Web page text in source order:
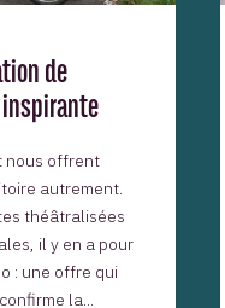
de
nous offrent
autrement.
théâtralisées
il y en a pour
: une offre qui
la...